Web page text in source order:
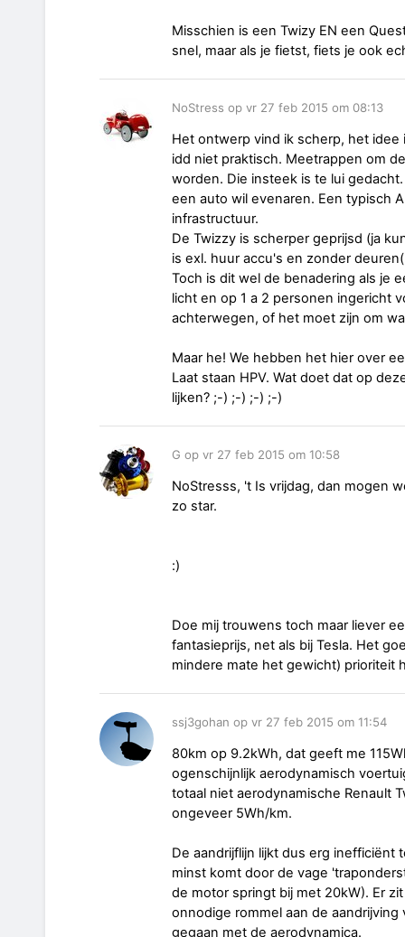
Misschien is een Twizy EN een
snel, maar als je fietst, fiets je ook
NoStress op vr 27 feb 2015 om 08:13
Het ontwerp vind ik scherp, het
idd niet praktisch. Meetrappen om
worden. Die insteek is te lui
een auto wil evenaren. Een typisch
infrastructuur.
De Twizzy is scherper geprijsd (ja
is exl. huur accu's en zonder
Toch is dit wel de benadering als je
licht en op 1 a 2 personen ingericht
achterwegen, of het moet zijn om
Maar he! We hebben het hier over
Laat staan HPV. Wat doet dat op
lijken? ;-) ;-) ;-) ;-)
G op vr 27 feb 2015 om 10:58
NoStresss, 't Is vrijdag, dan mogen
zo star.
:)
Doe mij trouwens toch maar liever
fantasieprijs, net als bij Tesla. Het
mindere mate het gewicht) prioriteit
ssj3gohan op vr 27 feb 2015 om 11:54
80km op 9.2kWh, dat geeft me
ogenschijnlijk aerodynamisch
totaal niet aerodynamische Renault
ongeveer 5Wh/km.
De aandrijflijn lijkt dus erg inefficiënt
minst komt door de vage
de motor springt bij met 20kW). Er
onnodige rommel aan de
gegaan met de aerodynamica.